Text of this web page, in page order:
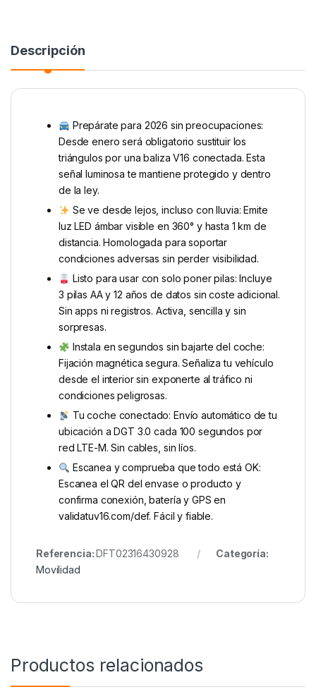
Descripción
Prepárate para 2026 sin preocupaciones:
Desde enero será obligatorio sustituir los
triángulos por una baliza V16 conectada. Esta
señal luminosa te mantiene protegido y dentro
de la ley.
Se ve desde lejos, incluso con lluvia: Emite
luz LED ámbar visible en 360° y hasta 1 km de
distancia. Homologada para soportar
condiciones adversas sin perder visibilidad.
Listo para usar con solo poner pilas: Incluye
3 pilas AA y 12 años de datos sin coste adicional.
Sin apps ni registros. Activa, sencilla y sin
sorpresas.
Instala en segundos sin bajarte del coche:
Fijación magnética segura. Señaliza tu vehículo
desde el interior sin exponerte al tráfico ni
condiciones peligrosas.
Tu coche conectado: Envío automático de tu
ubicación a DGT 3.0 cada 100 segundos por
red LTE-M. Sin cables, sin líos.
Escanea y comprueba que todo está OK:
Escanea el QR del envase o producto y
confirma conexión, batería y GPS en
validatuv16.com/def. Fácil y fiable.
Referencia:DFT02316430928
Categoría:
Movilidad
Productos relacionados